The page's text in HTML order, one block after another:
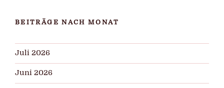
BEITRÄGE NACH MONAT
Juli 2026
Juni 2026